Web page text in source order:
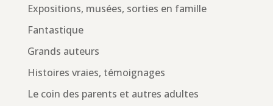
Expositions, musées, sorties en famille
Fantastique
Grands auteurs
Histoires vraies, témoignages
Le coin des parents et autres adultes